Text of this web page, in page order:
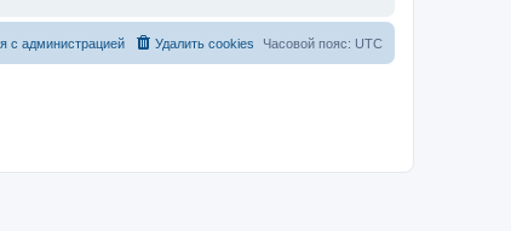
Часовой пояс: UTC
Удалить cookies
с администрацией